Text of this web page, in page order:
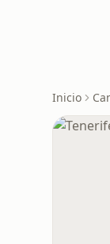
Inicio